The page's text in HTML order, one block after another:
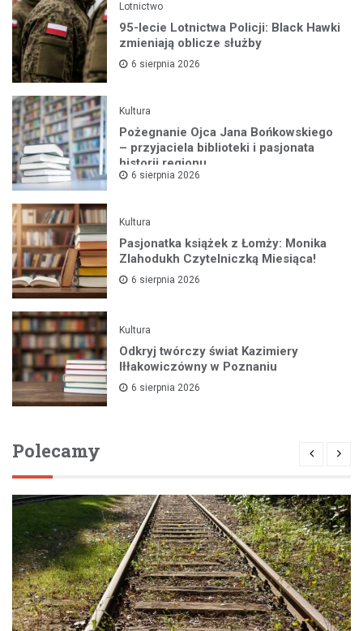
Lotnictwo
95-lecie Lotnictwa Policji: Black Hawki
zmieniają oblicze służby
6 sierpnia 2026
Kultura
Pożegnanie Ojca Jana Bońkowskiego
– przyjaciela biblioteki i pasjonata
historii regionu
6 sierpnia 2026
Kultura
Pasjonatka książek z Łomży: Monika
Zlahodukh Czytelniczką Miesiąca!
6 sierpnia 2026
Kultura
Odkryj twórczy świat Kazimiery
Iłłakowiczówny w Poznaniu
6 sierpnia 2026
Polecamy